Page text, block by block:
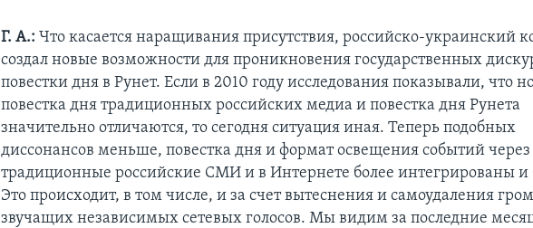
Г. А.: Что касается наращивания присутствия, российско-украинский
создал новые возможности для проникновения государственных
повестки дня в Рунет. Если в 2010 году исследования показывали, что
повестка дня традиционных российских медиа и повестка дня Рунета
значительно отличаются, то сегодня ситуация иная. Теперь подобных
диссонансов меньше, повестка дня и формат освещения событий через
традиционные российские СМИ и в Интернете более интегрированы и
Это происходит, в том числе, и за счет вытеснения и самоудаления
звучащих независимых сетевых голосов. Мы видим за последние